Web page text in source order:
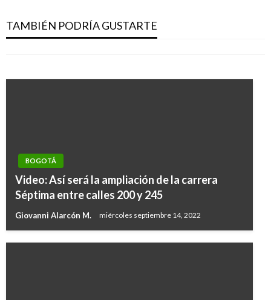
TAMBIÉN PODRÍA GUSTARTE
los contratos
Manuel Reyes Beltran miércoles noviembre 8, 2017
del mundo para andar en bicicleta
BOGOTÁ
Video: Así será la ampliación de la carrera
Séptima entre calles 200 y 245
Giovanni Alarcón M. miércoles septiembre 14, 2022